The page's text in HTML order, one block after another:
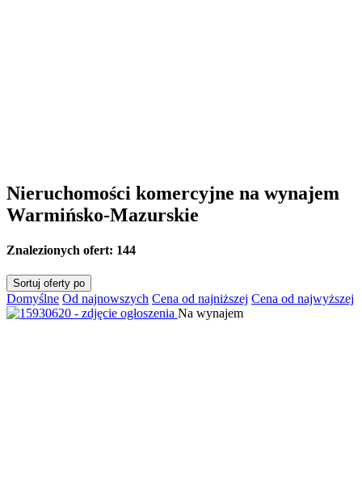
Nieruchomości komercyjne na wynajem
Warmińsko-Mazurskie
Znalezionych ofert: 144
Sortuj oferty po
Domyślne Od najnowszych Cena od najniższej Cena od najwyższej
Na wynajem